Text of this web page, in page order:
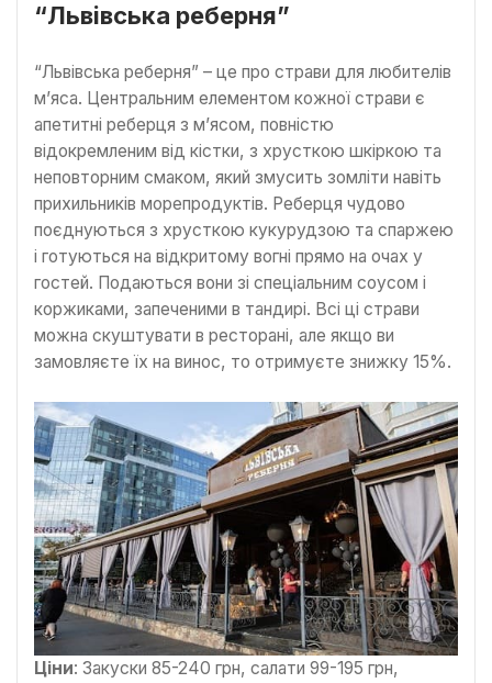
“Львівська реберня”
“Львівська реберня” – це про страви для любителів
м’яса. Центральним елементом кожної страви є
апетитні реберця з м’ясом, повністю
відокремленим від кістки, з хрусткою шкіркою та
неповторним смаком, який змусить зомліти навіть
прихильників морепродуктів. Реберця чудово
поєднуються з хрусткою кукурудзою та спаржею
і готуються на відкритому вогні прямо на очах у
гостей. Подаються вони зі спеціальним соусом і
коржиками, запеченими в тандирі. Всі ці страви
можна скуштувати в ресторані, але якщо ви
замовляєте їх на винос, то отримуєте знижку 15%.
Ціни: Закуски 85-240 грн, салати 99-195 грн,